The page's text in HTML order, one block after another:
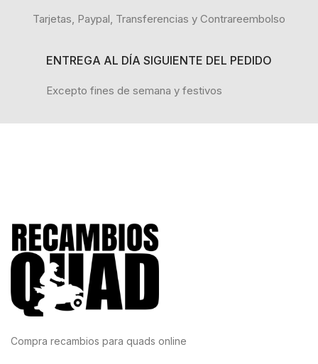
Tarjetas, Paypal, Transferencias y Contrareembolso
ENTREGA AL DÍA SIGUIENTE DEL PEDIDO
Excepto fines de semana y festivos
Compra recambios para quads online